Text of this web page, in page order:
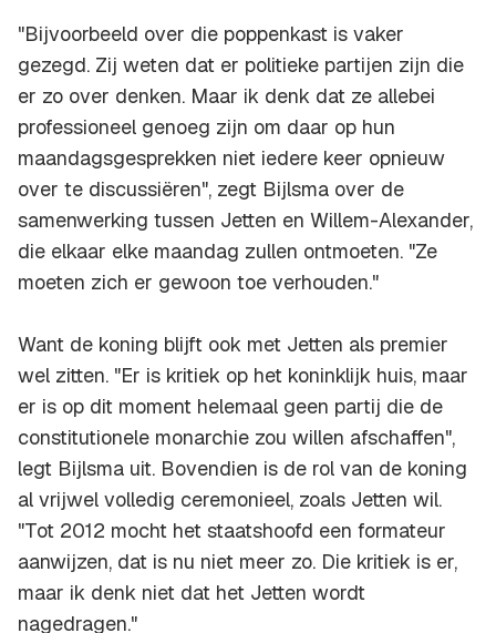
"Bijvoorbeeld over die poppenkast is vaker
gezegd. Zij weten dat er politieke partijen zijn die
er zo over denken. Maar ik denk dat ze allebei
professioneel genoeg zijn om daar op hun
maandagsgesprekken niet iedere keer opnieuw
over te discussiëren", zegt Bijlsma over de
samenwerking tussen Jetten en Willem-Alexander,
die elkaar elke maandag zullen ontmoeten. "Ze
moeten zich er gewoon toe verhouden."
Want de koning blijft ook met Jetten als premier
wel zitten. "Er is kritiek op het koninklijk huis, maar
er is op dit moment helemaal geen partij die de
constitutionele monarchie zou willen afschaffen",
legt Bijlsma uit. Bovendien is de rol van de koning
al vrijwel volledig ceremonieel, zoals Jetten wil.
"Tot 2012 mocht het staatshoofd een formateur
aanwijzen, dat is nu niet meer zo. Die kritiek is er,
maar ik denk niet dat het Jetten wordt
nagedragen."